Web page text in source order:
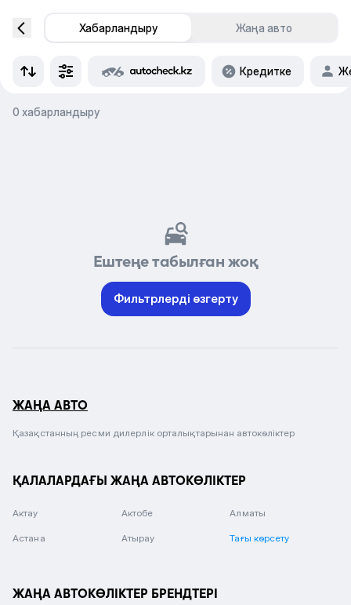
Хабарландыру Жаңа авто
Кредитке
0 хабарландыру
Ештеңе табылған жоқ
Фильтрлерді өзгерту
ЖАҢА АВТО
Қазақстанның ресми дилерлік орталықтарынан автокөліктер
ҚАЛАЛАРДАҒЫ ЖАҢА АВТОКӨЛІКТЕР
Актау Актобе Алматы
Астана Атырау Тағы көрсету
ЖАҢА АВТОКӨЛІКТЕР БРЕНДТЕРІ